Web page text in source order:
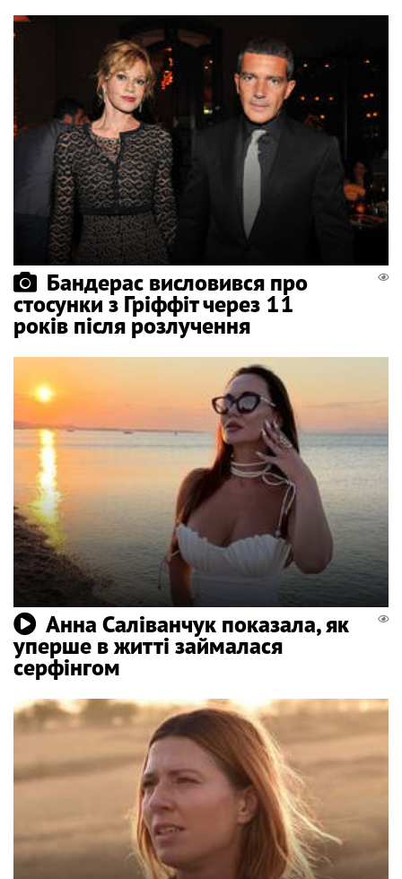
Бандерас висловився про
стосунки з Гріффіт через 11
років після розлучення
Анна Саліванчук показала, як
уперше в житті займалася
серфінгом